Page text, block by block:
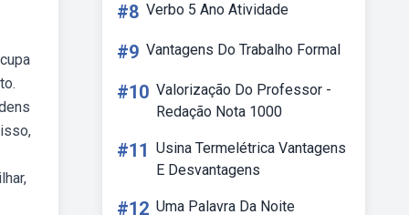
#8 Verbo 5 Ano Atividade
#9 Vantagens Do Trabalho Formal
#10 Valorização Do Professor -
Redação Nota 1000
#11 Usina Termelétrica Vantagens
E Desvantagens
#12 Uma Palavra Da Noite